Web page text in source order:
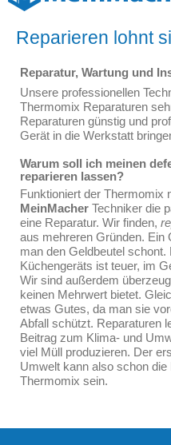
Reparieren lohnt
Reparatur, Wartung und
Unsere professionellen
Thermomix Reparaturen
Reparaturen günstig und
Gerät in die Werkstatt
Warum soll ich meinen
reparieren lassen?
Funktioniert der Thermomix
MeinMacher Techniker die
eine Reparatur. Wir finden,
aus mehreren Gründen. Ein
man den Geldbeutel
Küchengeräts ist teuer, im
Wir sind außerdem
keinen Mehrwert bietet.
etwas Gutes, da man sie
Abfall schützt. Reparaturen
Beitrag zum Klima- und
viel Müll produzieren. Der
Umwelt kann also schon
Thermomix sein.